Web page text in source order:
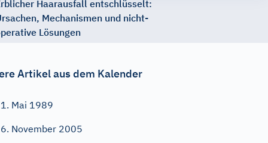
Haarausfall entschlüsselt:
Mechanismen und nicht-
Lösungen
Artikel aus dem Kalender
Mai 1989
November 2005